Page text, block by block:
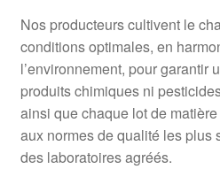
Nos producteurs cultivent le
conditions optimales, en
l’environnement, pour garantir
produits chimiques ni
ainsi que chaque lot de
aux normes de qualité les plus
des laboratoires agréés.